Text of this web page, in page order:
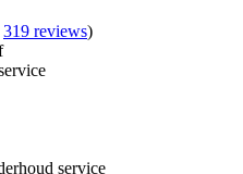
319 reviews)